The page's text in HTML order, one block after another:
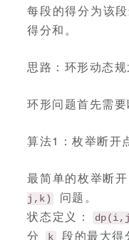
每段的得分为该
得分和。
思路：环形动态规
环形问题首先需要
算法1：枚举断开
最简单的枚举断
j,k)
问题。
状态定义：
分
k 段的最大得